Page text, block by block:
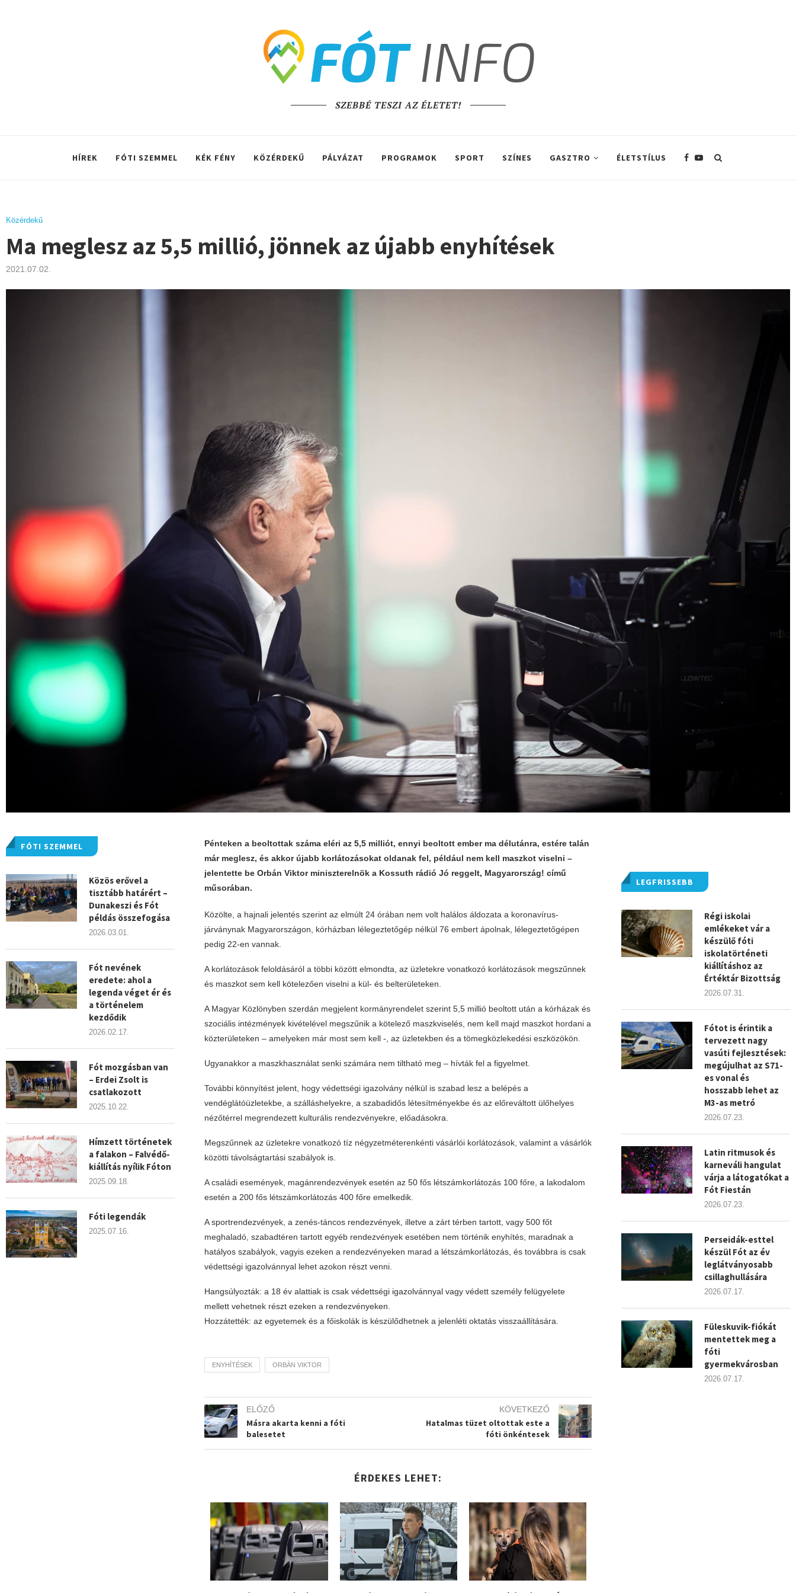
SZEBBÉ TESZI AZ ÉLETET!
HÍREK FÓTI SZEMMEL KÉK FÉNY KÖZÉRDEKŰ PÁLYÁZAT PROGRAMOK SPORT SZÍNES GASZTRO ÉLETSTÍLUS
Közérdekű
Ma meglesz az 5,5 millió, jönnek az újabb enyhítések
2021.07.02.
Pénteken a beoltottak száma eléri az 5,5 milliót, ennyi beoltott ember ma délutánra, estére talán
már meglesz, és akkor újabb korlátozásokat oldanak fel, például nem kell maszkot viselni –
jelentette be Orbán Viktor miniszterelnök a Kossuth rádió Jó reggelt, Magyarország! című
műsorában.
Közölte, a hajnali jelentés szerint az elmúlt 24 órában nem volt halálos áldozata a koronavírus-
járványnak Magyarországon, kórházban lélegeztetőgép nélkül 76 embert ápolnak, lélegeztetőgépen
pedig 22-en vannak.
A korlátozások feloldásáról a többi között elmondta, az üzletekre vonatkozó korlátozások megszűnnek
és maszkot sem kell kötelezően viselni a kül- és belterületeken.
A Magyar Közlönyben szerdán megjelent kormányrendelet szerint 5,5 millió beoltott után a kórházak és
szociális intézmények kivételével megszűnik a kötelező maszkviselés, nem kell majd maszkot hordani a
közterületeken – amelyeken már most sem kell -, az üzletekben és a tömegközlekedési eszközökön.
Ugyanakkor a maszkhasználat senki számára nem tiltható meg – hívták fel a figyelmet.
További könnyítést jelent, hogy védettségi igazolvány nélkül is szabad lesz a belépés a
vendéglátóüzletekbe, a szálláshelyekre, a szabadidős létesítményekbe és az előreváltott ülőhelyes
nézőtérrel megrendezett kulturális rendezvényekre, előadásokra.
Megszűnnek az üzletekre vonatkozó tíz négyzetméterenkénti vásárlói korlátozások, valamint a vásárlók
közötti távolságtartási szabályok is.
A családi események, magánrendezvények esetén az 50 fős létszámkorlátozás 100 főre, a lakodalom
esetén a 200 fős létszámkorlátozás 400 főre emelkedik.
A sportrendezvények, a zenés-táncos rendezvények, illetve a zárt térben tartott, vagy 500 főt
meghaladó, szabadtéren tartott egyéb rendezvények esetében nem történik enyhítés, maradnak a
hatályos szabályok, vagyis ezeken a rendezvényeken marad a létszámkorlátozás, és továbbra is csak
védettségi igazolvánnyal lehet azokon részt venni.
Hangsúlyozták: a 18 év alattiak is csak védettségi igazolvánnyal vagy védett személy felügyelete
mellett vehetnek részt ezeken a rendezvényeken.
Hozzátették: az egyetemek és a főiskolák is készülődhetnek a jelenléti oktatás visszaállítására.
ENYHÍTÉSEK ORBÁN VIKTOR
ELŐZŐ
Másra akarta kenni a fóti
balesetet
KÖVETKEZŐ
Hatalmas tüzet oltottak este a
fóti önkéntesek
ÉRDEKES LEHET:
LEGFRISSEBB
Régi iskolai
emlékeket vár a
készülő fóti
iskolatörténeti
kiállításhoz az
Értéktár Bizottság
2026.07.31.
Fótot is érintik a
tervezett nagy
vasúti fejlesztések:
megújulhat az S71-
es vonal és
hosszabb lehet az
M3-as metró
2026.07.23.
Latin ritmusok és
karneváli hangulat
várja a látogatókat a
Fót Fiestán
2026.07.23.
Perseidák-esttel
készül Fót az év
leglátványosabb
csillaghullására
2026.07.17.
Füleskuvik-fiókát
mentettek meg a
fóti
gyermekvárosban
2026.07.17.
FÓTI SZEMMEL
Közös erővel a
tisztább határért –
Dunakeszi és Fót
példás összefogása
2026.03.01.
Fót nevének
eredete: ahol a
legenda véget ér és
a történelem
kezdődik
2026.02.17.
Fót mozgásban van
– Erdei Zsolt is
csatlakozott
2025.10.22.
Hímzett történetek
a falakon – Falvédő-
kiállítás nyílik Fóton
2025.09.18.
Fóti legendák
2025.07.16.